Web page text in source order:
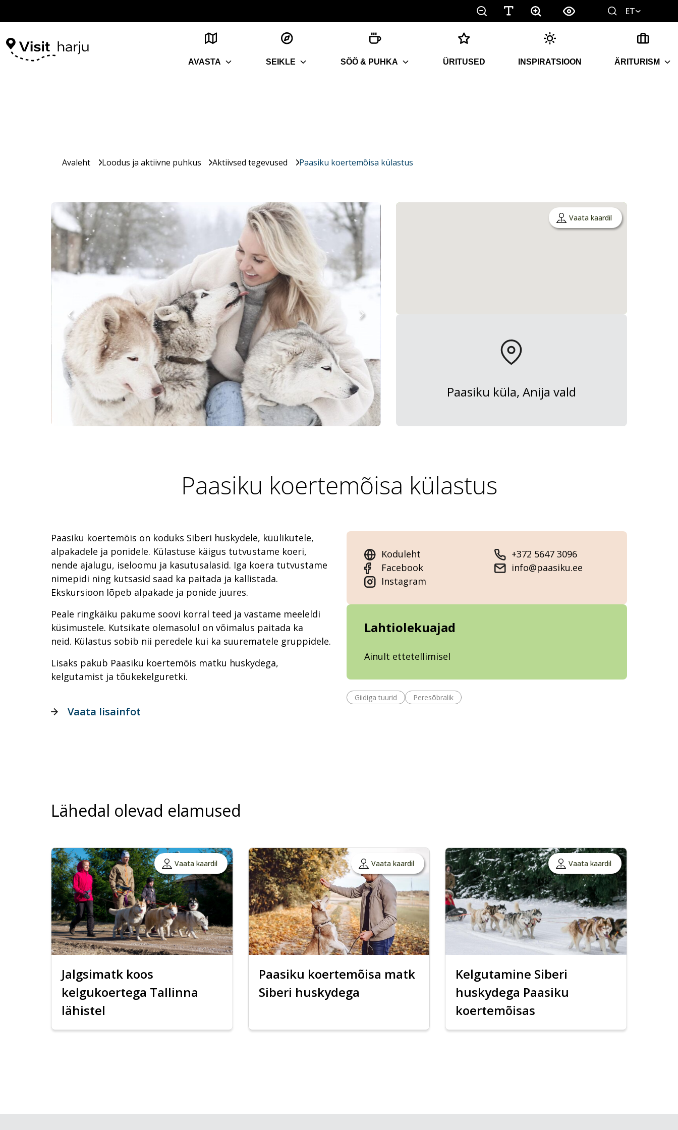
ET
AVASTA SEIKLE SÖÖ & PUHKA ÜRITUSED INSPIRATSIOON ÄRITURISM
Avaleht Loodus ja aktiivne puhkus Aktiivsed tegevused Paasiku koertemõisa külastus
Vaata kaardil
Paasiku küla, Anija vald
Paasiku koertemõisa külastus
Paasiku koertemõis on koduks Siberi huskydele, küülikutele,
alpakadele ja ponidele. Külastuse käigus tutvustame koeri,
nende ajalugu, iseloomu ja kasutusalasid. Iga koera tutvustame
nimepidi ning kutsasid saad ka paitada ja kallistada.
Ekskursioon lõpeb alpakade ja ponide juures.
Peale ringkäiku pakume soovi korral teed ja vastame meeleldi
küsimustele. Kutsikate olemasolul on võimalus paitada ka
neid. Külastus sobib nii peredele kui ka suurematele gruppidele.
Lisaks pakub Paasiku koertemõis matku huskydega,
kelgutamist ja tõukekelguretki.
Koduleht
Facebook
Instagram
+372 5647 3096
info@paasiku.ee
Lahtiolekuajad
Ainult ettetellimisel
Giidiga tuurid Peresõbralik
Vaata lisainfot
Lähedal olevad elamused
Vaata kaardil
Jalgsimatk koos
kelgukoertega Tallinna
lähistel
Vaata kaardil
Paasiku koertemõisa matk
Siberi huskydega
Vaata kaardil
Kelgutamine Siberi
huskydega Paasiku
koertemõisas